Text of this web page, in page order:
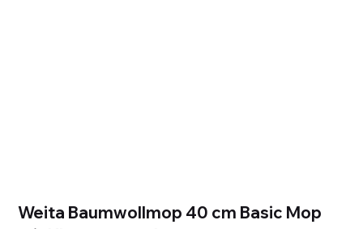
Weita Baumwollmop 40 cm Basic Mop